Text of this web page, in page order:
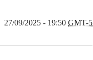
27/09/2025 - 19:50 GMT-5